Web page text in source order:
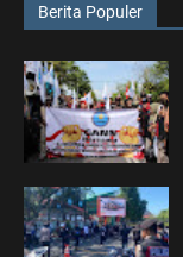
Berita Populer